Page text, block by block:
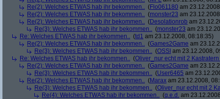
Re(2): Welches ETWAS hab ihr bekommen.. (Flo061180 am
Re(2): Welches ETWAS hab ihr bekommen.. (monster23 am
Re(2): Welches ETWAS hab ihr bekommen.. (Desolationrob am
Re(3): Welches ETWAS hab ihr bekommen.. (monster23 am
Re: Welches ETWAS hab ihr bekommen.. (td1 am 23.12.2008, 08:18:35)
Re(2): Welches ETWAS hab ihr bekommen.. (Games2Game am
Re(3): Welches ETWAS hab ihr bekommen.. (OSSI am 23.12.2008,
Re: Welches ETWAS hab ihr bekommen.. (Oliver_nur echt mit 2
Re(2): Welches ETWAS hab ihr bekommen.. (Games2Game am
Re(3): Welches ETWAS hab ihr bekommen.. (User6465 am
Re(2): Welches ETWAS hab ihr bekommen.. (Marax am 23.12.2008,
Re(3): Welches ETWAS hab ihr bekommen.. (Oliver_nur echt mit 2
Re(4): Welches ETWAS hab ihr bekommen.. (q.e.d. am